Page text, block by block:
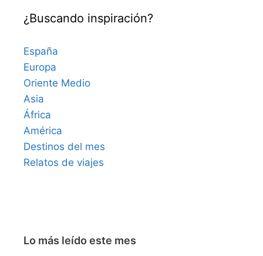
¿Buscando inspiración?
España
Europa
Oriente Medio
Asia
África
América
Destinos del mes
Relatos de viajes
Lo más leído este mes